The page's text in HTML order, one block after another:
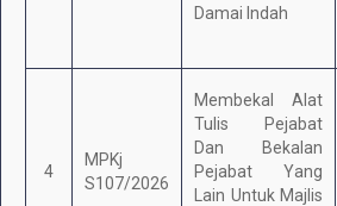
Damai Indah
4
MPKj
S107/2026
Membekal Alat
Tulis Pejabat
Dan Bekalan
Pejabat Yang
Lain Untuk Majlis